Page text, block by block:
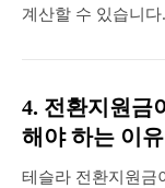
계산할 수 있습니다.
4. 전환지원금
해야 하는 이유
테슬라 전환지원금